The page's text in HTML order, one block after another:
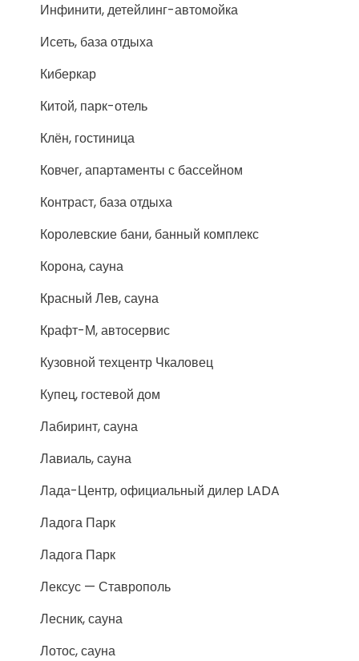
Инфинити, детейлинг-автомойка
Исеть, база отдыха
Киберкар
Китой, парк-отель
Клён, гостиница
Ковчег, апартаменты с бассейном
Контраст, база отдыха
Королевские бани, банный комплекс
Корона, сауна
Красный Лев, сауна
Крафт-М, автосервис
Кузовной техцентр Чкаловец
Купец, гостевой дом
Лабиринт, сауна
Лавиаль, сауна
Лада-Центр, официальный дилер LADA
Ладога Парк
Ладога Парк
Лексус — Ставрополь
Лесник, сауна
Лотос, сауна